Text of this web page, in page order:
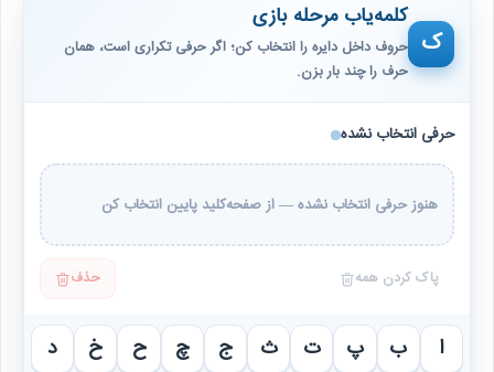
ک
کلمه‌یاب مرحله بازی
حروف داخل دایره را انتخاب کن؛ اگر حرفی تکراری است، همان
حرف را چند بار بزن.
حرفی انتخاب نشده
هنوز حرفی انتخاب نشده — از صفحه‌کلید پایین انتخاب کن
پاک کردن همه حذف
ا ب پ ت ث ج چ ح خ
د